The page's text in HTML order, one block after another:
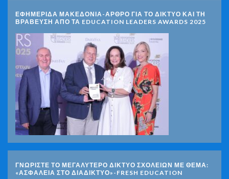
ΕΦΗΜΕΡΙΔΑ ΜΑΚΕΔΟΝΙΑ-ΑΡΘΡΟ ΓΙΑ ΤΟ ΔΙΚΤΥΟ ΚΑΙ ΤΗ
ΒΡΑΒΕΥΣΗ ΑΠΟ ΤΑ EDUCATION LEADERS AWARDS 2025
ΓΝΩΡΊΣΤΕ ΤΟ ΜΕΓΑΛΎΤΕΡΟ ΔΊΚΤΥΟ ΣΧΟΛΕΊΩΝ ΜΕ ΘΈΜΑ:
«ΑΣΦΆΛΕΙΑ ΣΤΟ ΔΙΑΔΊΚΤΥΟ»-FRESH EDUCATION